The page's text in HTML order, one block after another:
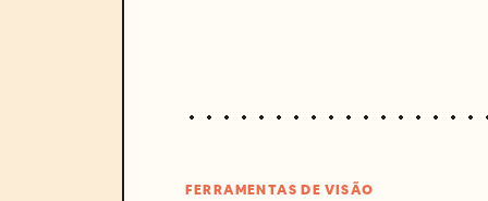
FERRAMENTAS DE VISÃO